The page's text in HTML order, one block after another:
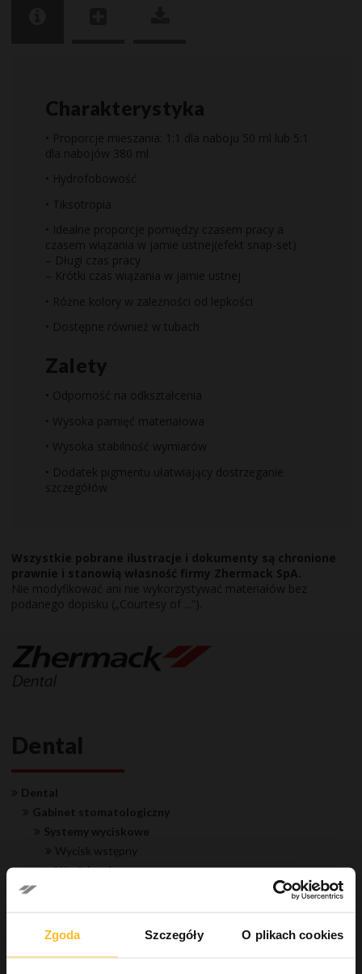
Zgoda Szczegóły O plikach cookies
Charakterystyka
• Proporcje mieszania: 1:1 dla naboju 50 ml lub 5:1
dla nabojów 380 ml
• Hydrofobowość
• Tiksotropia
• Idealne proporcje pomiędzy czasem pracy a
czasem wiązania w jamie ustnej(efekt snap-set)
– Długi czas pracy
– Krótki czas wiązania w jamie ustnej
• Różne kolory w zależności od lepkości
• Dostępne również w tubach
Zalety
• Odporność na odkształcenia
• Wysoka pamięć materiałowa
• Wysoka stabilność wymiarów
• Dodatek pigmentu ułatwiający dostrzeganie
szczegółów
Wszystkie pobrane ilustracje i dokumenty są chronione
prawnie i stanowią własność firmy Zhermack SpA.
Nie modyfikować ani nie wykorzystywać materiałów bez
podanego dopisku („Courtesy of ...”).
Dental
Dental
Gabinet stomatologiczny
Systemy wyciskowe
Wycisk wstępny
Wycisk roboczy